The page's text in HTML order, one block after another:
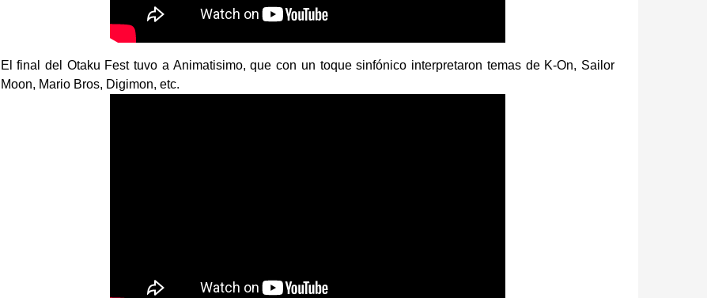
El final del Otaku Fest tuvo a Animatisimo, que con un toque sinfónico interpretaron temas de K-On, Sailor
Moon, Mario Bros, Digimon, etc.